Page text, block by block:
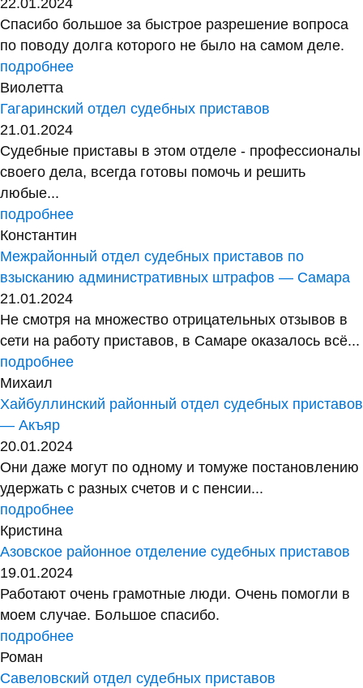
22.01.2024
Спасибо большое за быстрое разрешение вопроса
по поводу долга которого не было на самом деле.
подробнее
Виолетта
Гагаринский отдел судебных приставов
21.01.2024
Судебные приставы в этом отделе - профессионалы
своего дела, всегда готовы помочь и решить
любые...
подробнее
Константин
Межрайонный отдел судебных приставов по
взысканию административных штрафов — Самара
21.01.2024
Не смотря на множество отрицательных отзывов в
сети на работу приставов, в Самаре оказалось всё...
подробнее
Михаил
Хайбуллинский районный отдел судебных приставов
— Акъяр
20.01.2024
Они даже могут по одному и томуже постановлению
удержать с разных счетов и с пенсии...
подробнее
Кристина
Азовское районное отделение судебных приставов
19.01.2024
Работают очень грамотные люди. Очень помогли в
моем случае. Большое спасибо.
подробнее
Роман
Савеловский отдел судебных приставов